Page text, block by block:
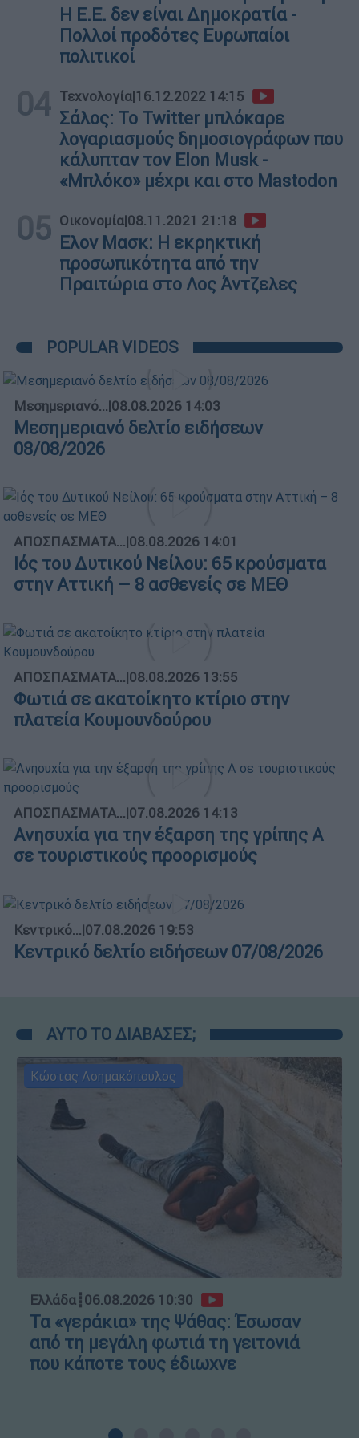
Η Ε.Ε. δεν είναι Δημοκρατία -
Πολλοί προδότες Ευρωπαίοι
πολιτικοί
04 Τεχνολογία|16.12.2022 14:15
Σάλος: Το Twitter μπλόκαρε
λογαριασμούς δημοσιογράφων που
κάλυπταν τον Elon Musk -
«Μπλόκο» μέχρι και στο Mastodon
05 Οικονομία|08.11.2021 21:18
Ελον Μασκ: Η εκρηκτική
προσωπικότητα από την
Πραιτώρια στο Λος Άντζελες
POPULAR VIDEOS
Μεσημεριανό...|08.08.2026 14:03
Μεσημεριανό δελτίο ειδήσεων
08/08/2026
ΑΠΟΣΠΑΣΜΑΤΑ...|08.08.2026 14:01
Ιός του Δυτικού Νείλου: 65 κρούσματα
στην Αττική – 8 ασθενείς σε ΜΕΘ
ΑΠΟΣΠΑΣΜΑΤΑ...|08.08.2026 13:55
Φωτιά σε ακατοίκητο κτίριο στην
πλατεία Κουμουνδούρου
ΑΠΟΣΠΑΣΜΑΤΑ...|07.08.2026 14:13
Ανησυχία για την έξαρση της γρίπης Α
σε τουριστικούς προορισμούς
Κεντρικό...|07.08.2026 19:53
Κεντρικό δελτίο ειδήσεων 07/08/2026
ΑΥΤΟ ΤΟ ΔΙΑΒΑΣΕΣ;
Κώστας Ασημακόπουλος
Ελλάδα┋06.08.2026 10:30
Τα «γεράκια» της Ψάθας: Έσωσαν
από τη μεγάλη φωτιά τη γειτονιά
που κάποτε τους έδιωχνε